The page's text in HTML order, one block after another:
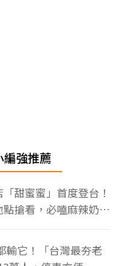
編強推薦
甜蜜蜜」首度登台！
搶看，必嗑麻辣奶油
輸它！「台灣最夯老